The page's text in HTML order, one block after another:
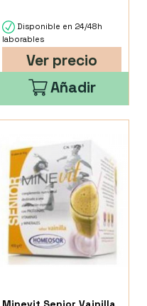
Disponible en 24/48h
laborables
Ver precio
Añadir